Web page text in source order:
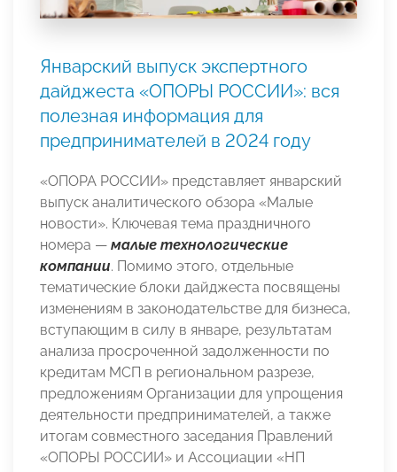
Январский выпуск экспертного
дайджеста «ОПОРЫ РОССИИ»: вся
полезная информация для
предпринимателей в 2024 году
«ОПОРА РОССИИ» представляет январский
выпуск аналитического обзора «Малые
новости». Ключевая тема праздничного
номера — малые технологические
компании. Помимо этого, отдельные
тематические блоки дайджеста посвящены
изменениям в законодательстве для бизнеса,
вступающим в силу в январе, результатам
анализа просроченной задолженности по
кредитам МСП в региональном разрезе,
предложениям Организации для упрощения
деятельности предпринимателей, а также
итогам совместного заседания Правлений
«ОПОРЫ РОССИИ» и Ассоциации «НП